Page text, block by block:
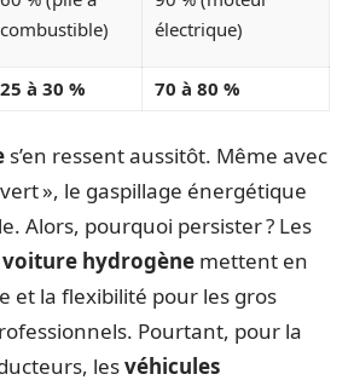
combustible)
électrique)
25 à 30 % 70 à 80 %
s’en ressent aussitôt. Même avec
», le gaspillage énergétique
Alors, pourquoi persister ? Les
voiture hydrogène mettent en
et la flexibilité pour les gros
Pourtant, pour la
lesvéhicules